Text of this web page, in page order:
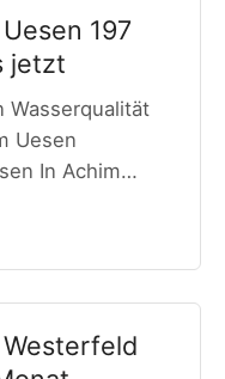
197
jetzt
Wasserqualität
Uesen
In Achim…